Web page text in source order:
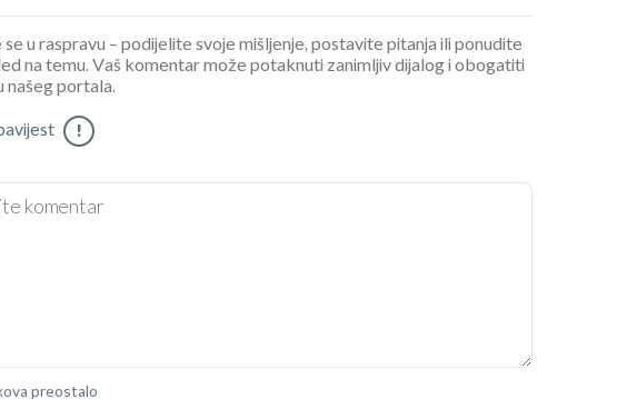
u raspravu – podijelite svoje mišljenje, postavite pitanja ili ponudite
na temu. Vaš komentar može potaknuti zanimljiv dijalog i obogatiti
našeg portala.
!
preostalo